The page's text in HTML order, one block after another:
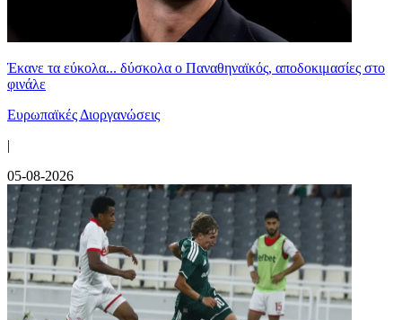
Έκανε τα εύκολα... δύσκολα ο Παναθηναϊκός, αποδοκιμασίες στο
φινάλε
Ευρωπαϊκές Διοργανώσεις
|
05-08-2026